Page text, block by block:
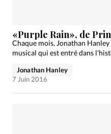
«Purple Rain», de
Chaque mois, Jonathan
musical qui est entré dans
Jonathan Hanley
7 Juin 2016